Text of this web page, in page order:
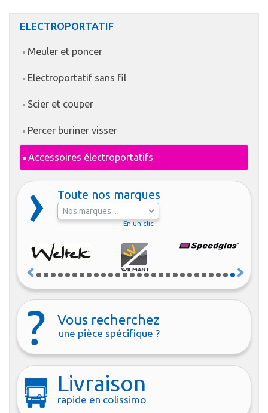
ELECTROPORTATIF
Meuler et poncer
Electroportatif sans fil
Scier et couper
Percer buriner visser
Accessoires électroportatifs
Toute nos marques
En un clic
Vous recherchez
une pièce spécifique ?
Livraison
rapide en colissimo